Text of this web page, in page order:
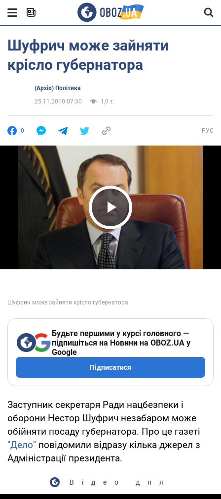
Шуфрич може зайняти
крісло губернатора
(Архів) Політика
25.11.2010 07:30
1,0 т.
0 РУС
Play Video
Будьте першими у курсі головного —
підпишіться на Новини на OBOZ.UA у
Google
Підписатися
Заступник секретаря Ради нацбезпеки і
оборони Нестор Шуфрич незабаром може
обійняти посаду губернатора. Про це газеті
"Дело" повідомили відразу кілька джерел з
Адміністрації президента.
Відео дня